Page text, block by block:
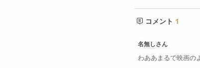
コメント 1
名無しさん
わああまるで映画の